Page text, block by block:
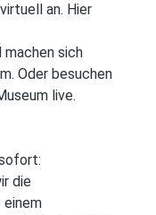
an. Hier
machen sich
Oder besuchen
live.
die